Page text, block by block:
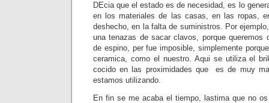
DEcia que el estado es de necesidad, es lo
en los materiales de las casas, en las ropas,
deshecho, en la falta de suministros. Por
una tenazas de sacar clavos, porque queremos
de espino, per fue imposible, simplemente
ceramica, como el nuestro. Aqui se utiliza el
cocido en las proximidades que es de muy
estamos utilizando.
En fin se me acaba el tiempo, lastima que no